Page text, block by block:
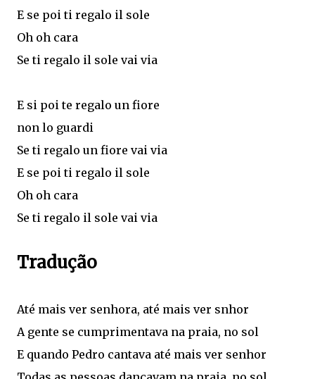
E se poi ti regalo il sole
Oh oh cara
Se ti regalo il sole vai via
E si poi te regalo un fiore
non lo guardi
Se ti regalo un fiore vai via
E se poi ti regalo il sole
Oh oh cara
Se ti regalo il sole vai via
Tradução
Até mais ver senhora, até mais ver snhor
A gente se cumprimentava na praia, no sol
E quando Pedro cantava até mais ver senhor